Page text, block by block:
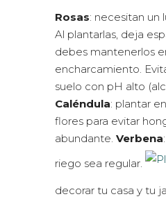
Rosas: necesitan un
Al plantarlas, deja
debes mantenerlos
encharcamiento.
suelo con pH alto
Caléndula: plantar
flores para evitar
abundante. Verbena
riego sea regular.
decorar tu casa y tu